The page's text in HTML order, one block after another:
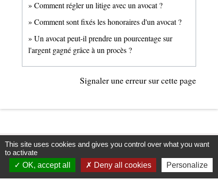
Comment régler un litige avec un avocat ?
Comment sont fixés les honoraires d'un avocat ?
Un avocat peut-il prendre un pourcentage sur
l'argent gagné grâce à un procès ?
Signaler une erreur sur cette page
This site uses cookies and gives you control over what you want
to activate
OK, accept all
Deny all cookies Personalize